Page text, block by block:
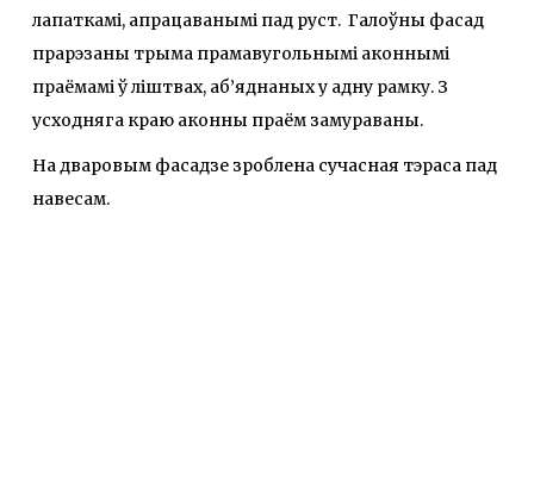
лапаткамі, апрацаванымі пад руст. Галоўны фасад
прарэзаны трыма прамавугольнымі аконнымі
праёмамі ў ліштвах, аб’яднаных у адну рамку. З
усходняга краю аконны праём замураваны.
На дваровым фасадзе зроблена сучасная тэраса пад
навесам.